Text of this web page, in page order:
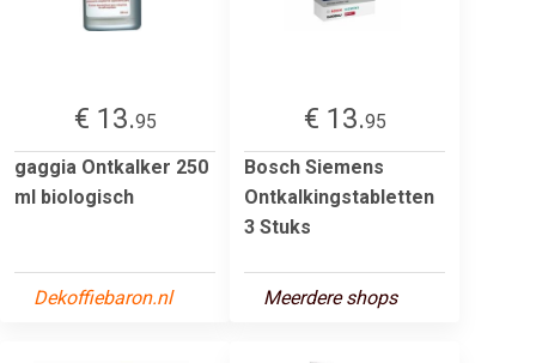
€ 13.95
gaggia Ontkalker 250
ml biologisch
Dekoffiebaron.nl
€ 13.95
Bosch Siemens
Ontkalkingstabletten
3 Stuks
Meerdere shops